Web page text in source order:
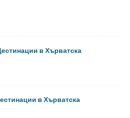
в Хърватска
в Хърватска